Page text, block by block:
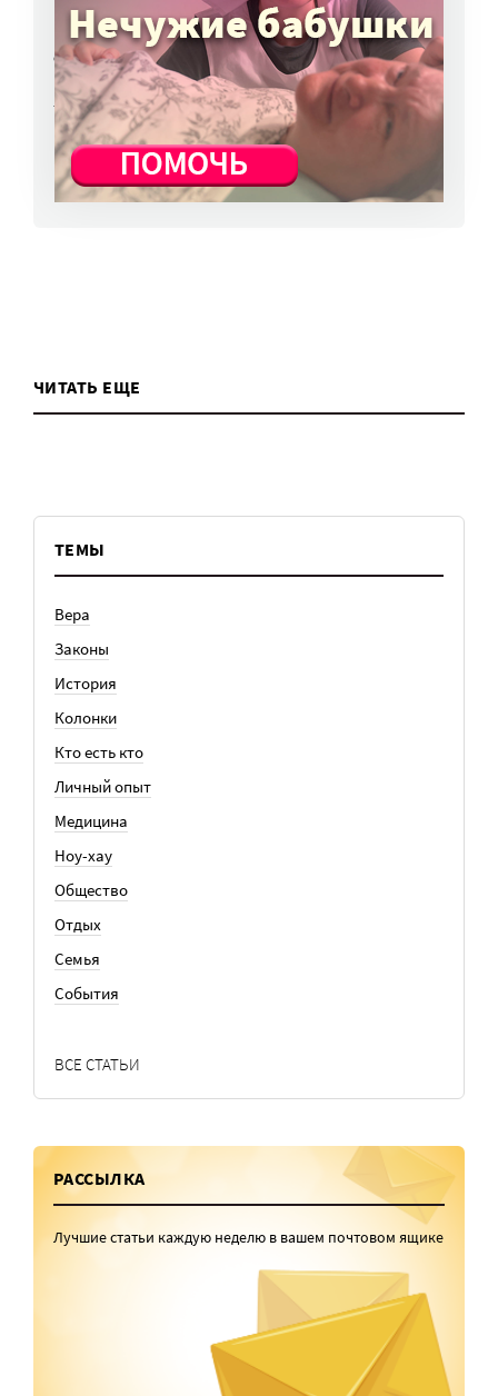
НКО часто рискуют нарушить закон
о персональных данных. Как этого
избежать?
7 авг, 13:13
ВСЕ НОВОСТИ
ЧИТАТЬ ЕЩЕ
ТЕМЫ
Вера
Законы
История
Колонки
Кто есть кто
Личный опыт
Медицина
Ноу-хау
Общество
Отдых
Семья
События
ВСЕ СТАТЬИ
РАССЫЛКА
Лучшие статьи каждую неделю в вашем почтовом ящике